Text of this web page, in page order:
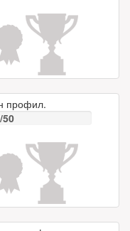
профил.
50